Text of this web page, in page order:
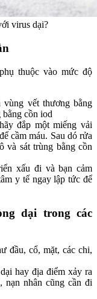
virus dại?
thuộc vào mức độ
vết thương bằng
bằng cồn iod
đắp một miếng vải
cầm máu. Sau dó rửa
và sát trùng bằng cồn
xấu đi và bạn cảm
y tế ngay lập tức để
dại trong các
đầu, cổ, mặt, các chi,
hay địa điểm xảy ra
nạn nhân cũng cần đi